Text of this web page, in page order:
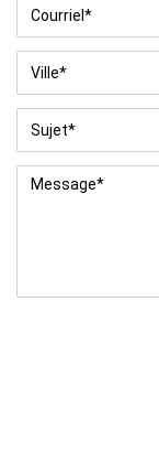
Ville
Sujet
Message *